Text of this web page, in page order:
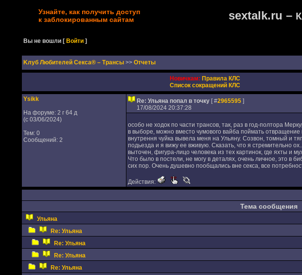
Узнайте, как получить доступ
к заблокированным сайтам
sextalk.ru –
Вы не вошли [Войти ]
Kлуб Любителей Секса® – Трансы >> Отчеты
Новичкам: Правила КЛС
Список сокращений КЛС
Ysikk
На форуме: 2 г 64 д
(с 03/06/2024)
Тем: 0
Сообщений: 2
Re: Ульяна попал в точку [ #2965595]
17/08/2024 20:37:28
особо не ходок по части трансов, так, раз в год-полтора
в выборе, можно вместо чумового вайба поймать
внутрення чуйка вывела меня на Ульяну. Созвон, томный и
подьезда и я вижу ее вживую. Сказать, что я стремительно
выточен, фигура-лицо человека из тех картинок, где яхты и
Что было в постели, не могу в деталях, очень личное, это в
сих пор. Очень душевно пообщались вне секса, все
Действия:
Тема сообщения
Ульяна
Re: Ульяна
Re: Ульяна
Re: Ульяна
Re: Ульяна